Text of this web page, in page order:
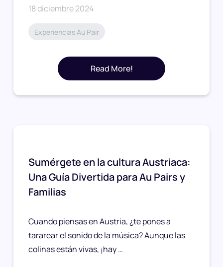
18 diciembre 2024
Experiencias Au Pair
Read More!
Sumérgete en la cultura Austriaca:
Una Guía Divertida para Au Pairs y
Familias
Cuando piensas en Austria, ¿te pones a
tararear el sonido de la música? Aunque las
colinas están vivas, ¡hay …